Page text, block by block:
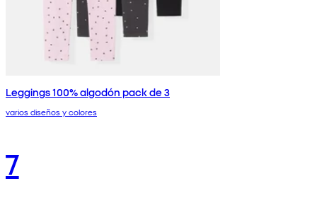
Leggings 100% algodón pack de 3
varios diseños y colores
7